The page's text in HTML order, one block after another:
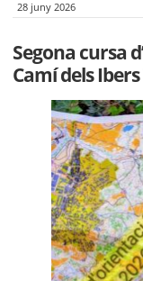
28 juny 2026
Segona cursa
Camí dels